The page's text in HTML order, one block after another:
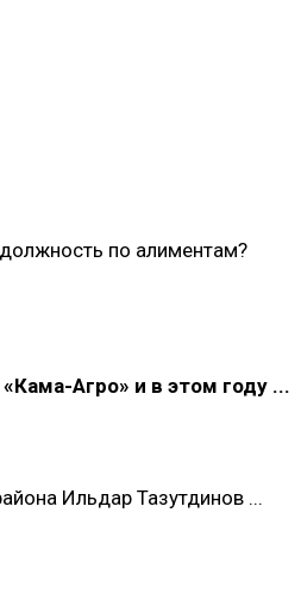
по алиментам?
Агро» и в этом году ...
Ильдар Тазутдинов ...